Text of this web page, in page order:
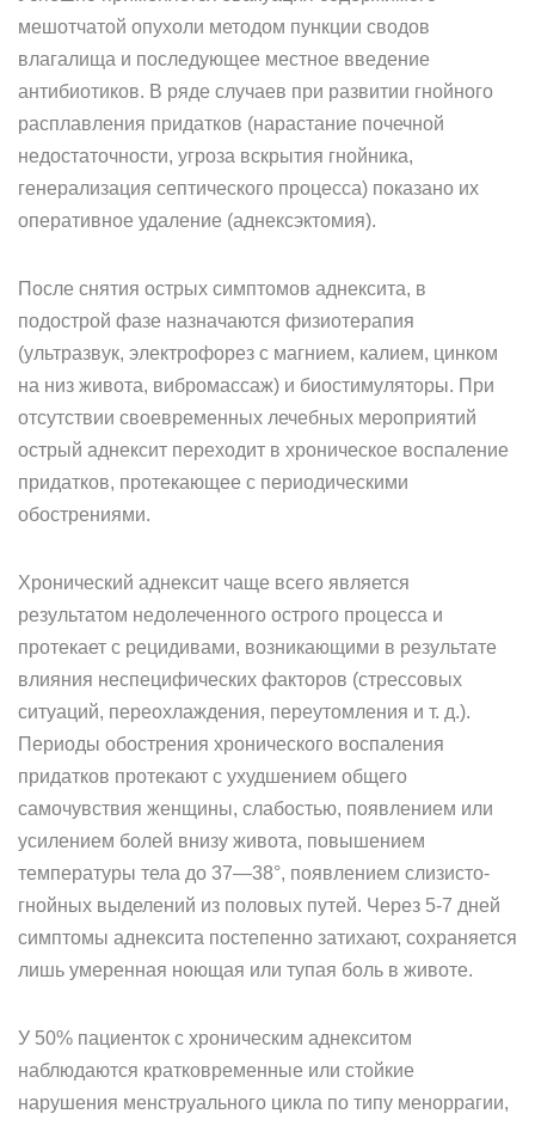
мешотчатой опухоли методом пункции сводов
влагалища и последующее местное введение
антибиотиков. В ряде случаев при развитии гнойного
расплавления придатков (нарастание почечной
недостаточности, угроза вскрытия гнойника,
генерализация септического процесса) показано их
оперативное удаление (аднексэктомия).
После снятия острых симптомов аднексита, в
подострой фазе назначаются физиотерапия
(ультразвук, электрофорез с магнием, калием, цинком
на низ живота, вибромассаж) и биостимуляторы. При
отсутствии своевременных лечебных мероприятий
острый аднексит переходит в хроническое воспаление
придатков, протекающее с периодическими
обострениями.
Хронический аднексит чаще всего является
результатом недолеченного острого процесса и
протекает с рецидивами, возникающими в результате
влияния неспецифических факторов (стрессовых
ситуаций, переохлаждения, переутомления и т. д.).
Периоды обострения хронического воспаления
придатков протекают с ухудшением общего
самочувствия женщины, слабостью, появлением или
усилением болей внизу живота, повышением
температуры тела до 37—38°, появлением слизисто-
гнойных выделений из половых путей. Через 5-7 дней
симптомы аднексита постепенно затихают, сохраняется
лишь умеренная ноющая или тупая боль в животе.
У 50% пациенток с хроническим аднекситом
наблюдаются кратковременные или стойкие
нарушения менструального цикла по типу меноррагии,